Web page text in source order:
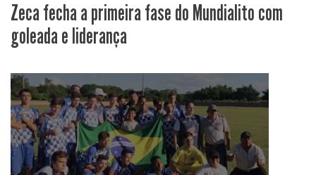
Zeca fecha a primeira fase do Mundialito com
goleada e liderança